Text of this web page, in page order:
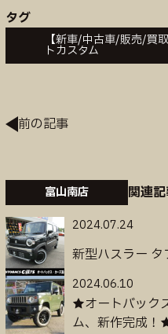
タグ
【新車/中古車/販売/買
トカスタム
投
ー
シ
ョ
ン
前の記事
富山南店 関連
2024.07.24
新型ハスラー タ
2024.06.10
★オートバック
ム、新作完成！